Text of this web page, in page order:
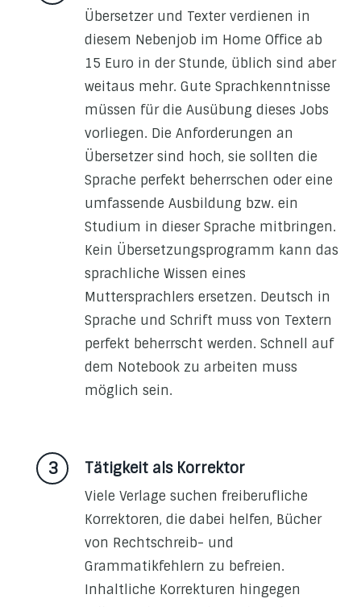
Übersetzer und Texter verdienen in
diesem Nebenjob im Home Office ab
15 Euro in der Stunde, üblich sind aber
weitaus mehr. Gute Sprachkenntnisse
müssen für die Ausübung dieses Jobs
vorliegen. Die Anforderungen an
Übersetzer sind hoch, sie sollten die
Sprache perfekt beherrschen oder eine
umfassende Ausbildung bzw. ein
Studium in dieser Sprache mitbringen.
Kein Übersetzungsprogramm kann das
sprachliche Wissen eines
Muttersprachlers ersetzen. Deutsch in
Sprache und Schrift muss von Textern
perfekt beherrscht werden. Schnell auf
dem Notebook zu arbeiten muss
möglich sein.
Tätigkeit als Korrektor
Viele Verlage suchen freiberufliche
Korrektoren, die dabei helfen, Bücher
von Rechtschreib- und
Grammatikfehlern zu befreien.
Inhaltliche Korrekturen hingegen